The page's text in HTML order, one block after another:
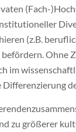
(Fach-
(z.B.
Ohne
im
zu größerer